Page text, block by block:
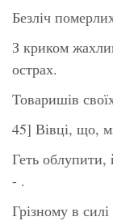
Безліч
З криком
острах.
Товаришів
45] Вівці, що,
Геть
- .
Грізному в